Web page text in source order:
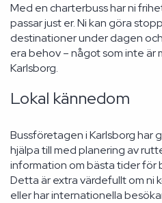
Med en charterbuss har ni
passar just er. Ni kan göra
destinationer under dagen
era behov – något som inte är
Karlsborg.
Lokal kännedom
Bussföretagen i Karlsborg har
hjälpa till med planering av
information om bästa tider för
Detta är extra värdefullt om ni
eller har internationella